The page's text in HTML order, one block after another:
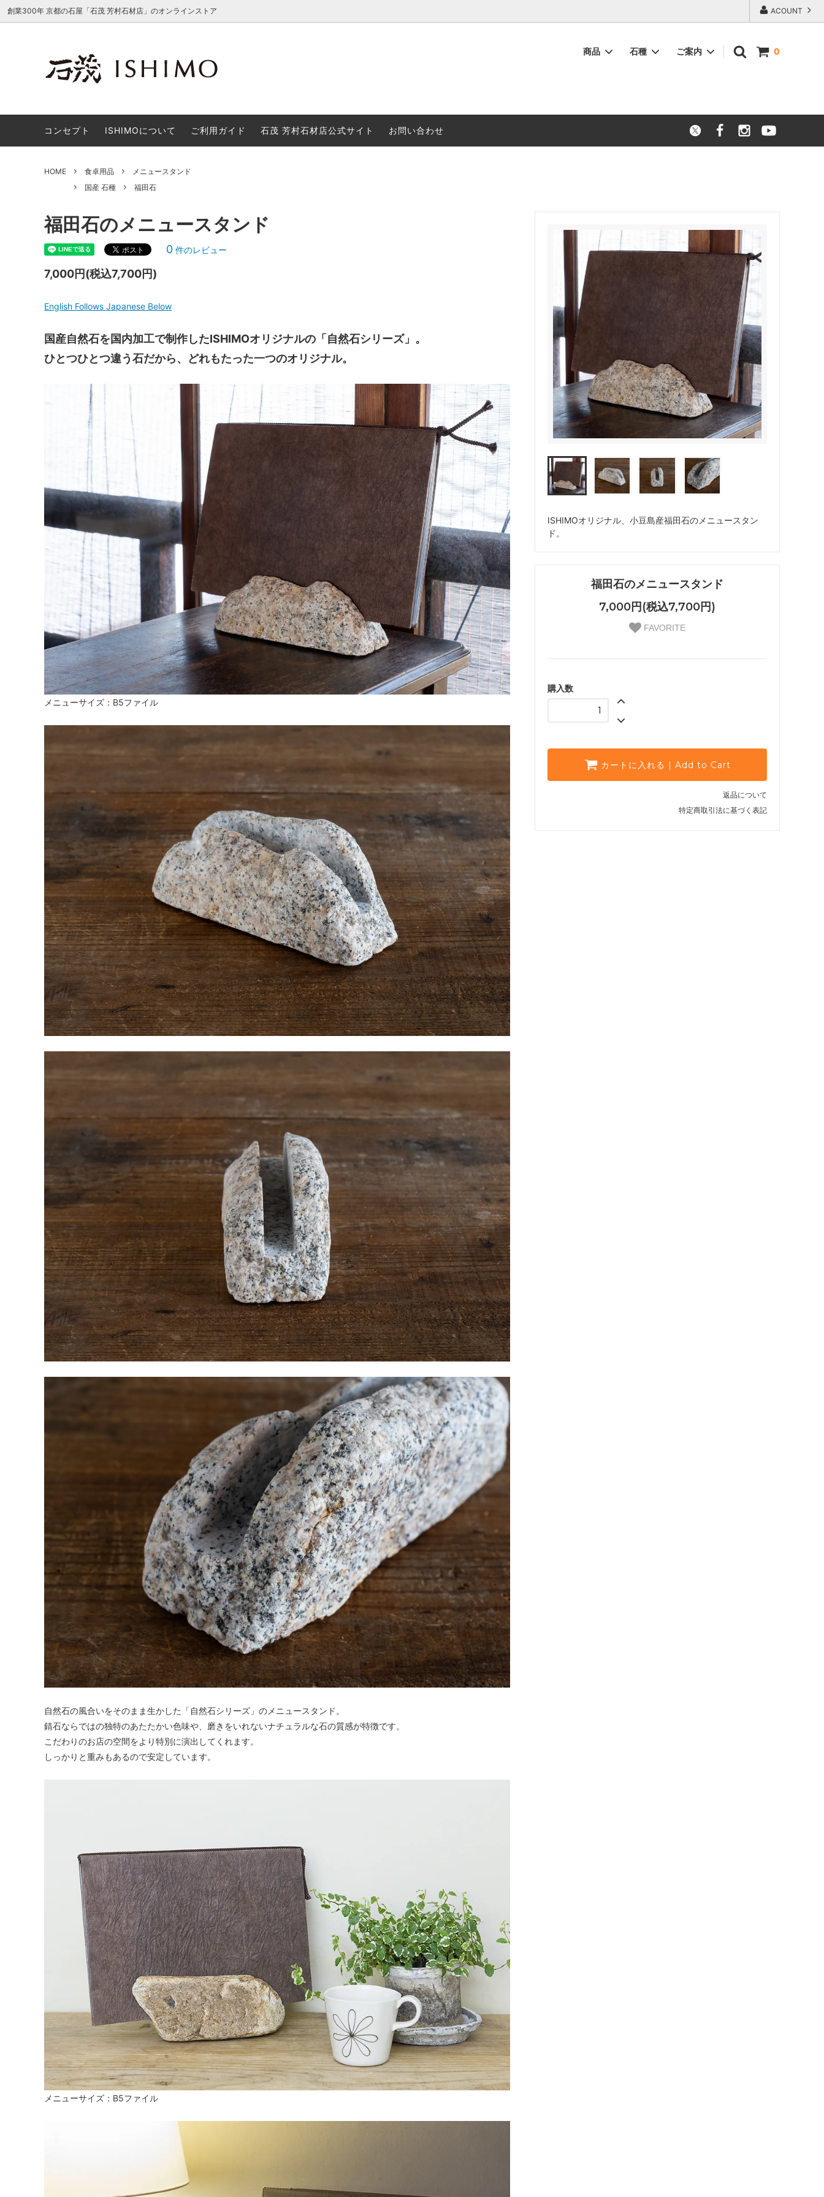
ACOUNT
創業300年 京都の石屋「石茂 芳村石材店」のオンラインストア
0
商品
インテリア雑貨 食卓用品 花器
石種 ご案内
オーダーメイドのご対応について ご利用ガイド Shopping Form Overseas
店舗アクセス
コンセプト
ISHIMOについて ご利用ガイド 石茂 芳村石材店公式サイト お問い合わせ
HOME 食卓用品
メニュースタンド
国産 石種
福田石
ISHIMOオリジナル、小豆島産福田石のメニュースタン
ド。
福田石のメニュースタンド
7,000円(税込7,700円)
FAVORITE
購入数
カートに入れる | Add to Cart
返品について
特定商取引法に基づく表記
福田石のメニュースタンド
0 件のレビュー
7,000円(税込7,700円)
English Follows Japanese Below
国産自然石を国内加工で制作したISHIMOオリジナルの「自然石シリーズ」。
ひとつひとつ違う石だから、どれもたった一つのオリジナル。
メニューサイズ：B5ファイル
自然石の風合いをそのまま生かした「自然石シリーズ」のメニュースタンド。
錆石ならではの独特のあたたかい色味や、磨きをいれないナチュラルな石の質感が特徴です。
こだわりのお店の空間をより特別に演出してくれます。
しっかりと重みもあるので安定しています。
メニューサイズ：B5ファイル